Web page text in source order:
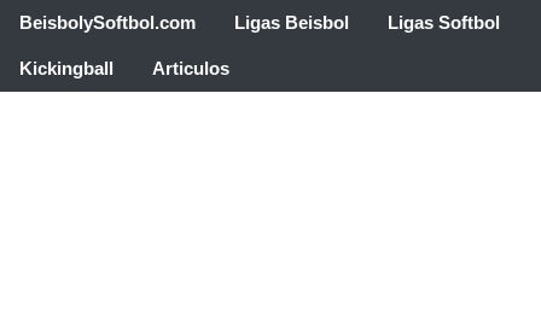
BeisbolySoftbol.com Ligas Beisbol Ligas Softbol
Kickingball Articulos